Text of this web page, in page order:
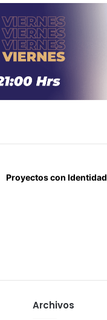
MINA DULCINEA
Proyectos con Identidad
Archivos